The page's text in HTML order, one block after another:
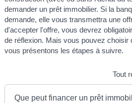
demander un prêt immobilier. Si la
demande, elle vous transmettra une
d'accepter l'offre, vous devrez
de réflexion. Mais vous pouvez choisir
vous présentons les étapes à suivre.
Tout
Que peut financer un prêt